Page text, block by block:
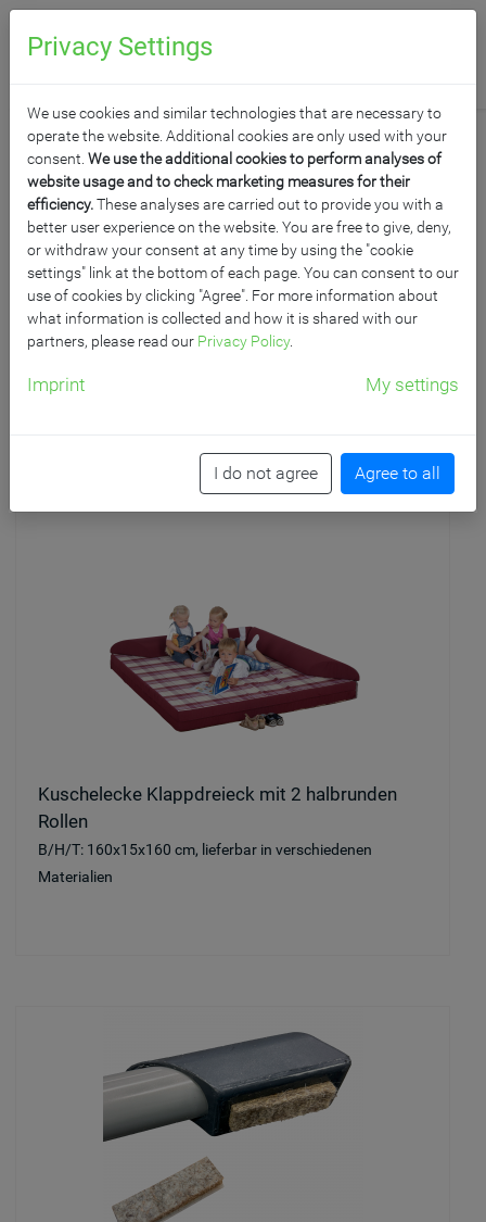
ZUBEHÖR FÜR
SITZGELEGENHEITEN
Jegliches Zubehör für alles aus der Kategorie Sitzmöbel.
Filzgleitern vor Kratzern, einfach und frei bestellbar. Ich
Raster /
Kuschelecke Klappdreieck mit 2 halbrunden
Rollen
B/H/T: 160x15x160 cm, lieferbar in verschiedenen
Materialien
Privacy Settings
We use cookies and similar technologies that are necessary to
operate the website. Additional cookies are only used with your
consent. We use the additional cookies to perform analyses of
website usage and to check marketing measures for their
efficiency.These analyses are carried out to provide you with a
better user experience on the website. You are free to give, deny,
or withdraw your consent at any time by using the "cookie
settings" link at the bottom of each page. You can consent to our
use of cookies by clicking "Agree". For more information about
what information is collected and how it is shared with our
partners, please read our Privacy Policy.
Imprint My settings
I do not agree Agree to all